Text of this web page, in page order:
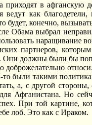
приходят в афганскую
ведут как
будет, конечно,
Обама выбрал
наращивание
партнеров,
должны были бы
доброжелательно
то были такими
а, с другой
Афганистана. Но
При той картине,
лоб. Это как с Ираком.